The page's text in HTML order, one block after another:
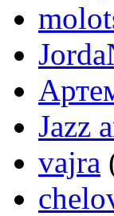
Jazz
vajra